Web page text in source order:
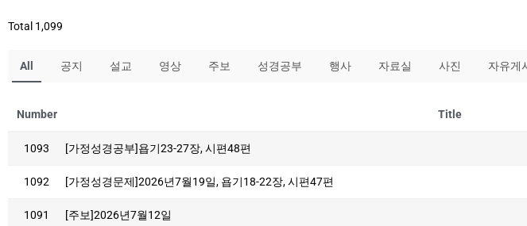
Total 1,099
All 공지 설교 영상 주보 성경공부 행사 자료실 사진 자유게
Number Title
1093 [가정성경공부]욥기23-27장, 시편48편
1092 [가정성경문제]2026년7월19일, 욥기18-22장, 시편47편
1091 [주보]2026년7월12일